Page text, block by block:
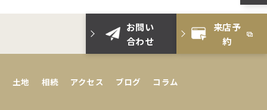
お問い
合わせ
来店予
約
土地 相続 アクセス ブログ コラム